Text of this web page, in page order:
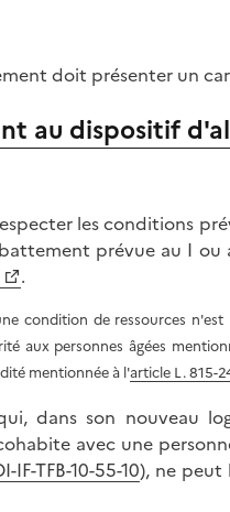
doit présenter un
au dispositif
les conditions
prévue au I ou
.
condition de ressources n'est
aux personnes âgées
mentionnée à l'article L. 815-
dans son nouveau
avec une
IF-TFB-10-55-10), ne peut